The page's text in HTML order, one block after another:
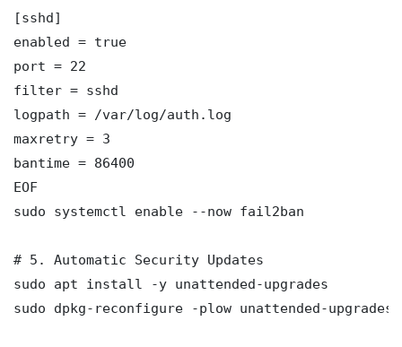
[sshd]
enabled = true
port = 22
filter = sshd
logpath = /var/log/auth.log
maxretry = 3
bantime = 86400
EOF
sudo systemctl enable --now fail2ban
# 5. Automatic Security Updates
sudo apt install -y unattended-upgrades
sudo dpkg-reconfigure -plow unattended-upgrades